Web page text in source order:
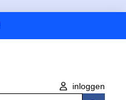
inloggen